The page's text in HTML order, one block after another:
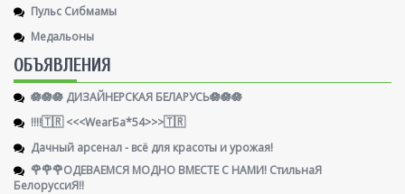
Пульс Сибмамы
Медальоны
ОБЪЯВЛЕНИЯ
🪷🪷🪷 ДИЗАЙНЕРСКАЯ БЕЛАРУСЬ🪷🪷🪷
!!!!🇹🇷 <<<WearБа*54>>>🇹🇷
Дачный арсенал - всё для красоты и урожая!
🌹🌹🌹ОДЕВАЕМСЯ МОДНО ВМЕСТЕ С НАМИ! СтильнаЯ
БелоруссиЯ‼